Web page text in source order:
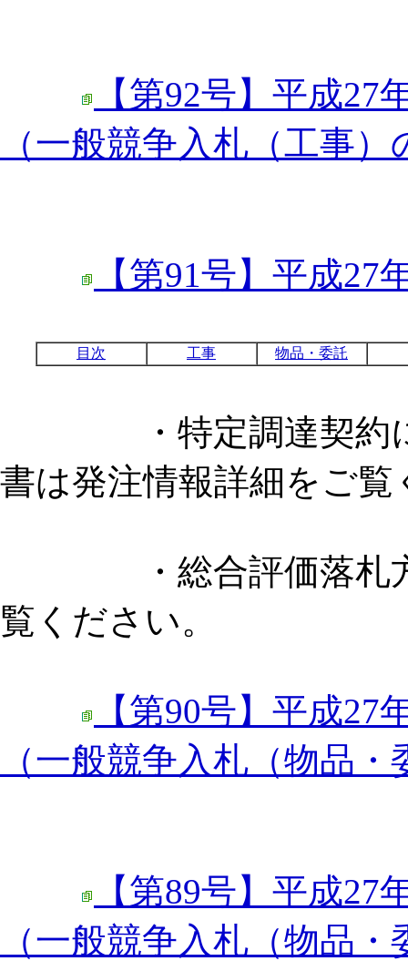
【第92号】平成
（一般競争入札（工事）
【第91号】平成
目次 工事 物品・委託
・特定調達契約に
書は発注情報詳細をご覧
・総合評価落札方
覧ください。
【第90号】平成
（一般競争入札（物品
【第89号】平成
（一般競争入札（物品